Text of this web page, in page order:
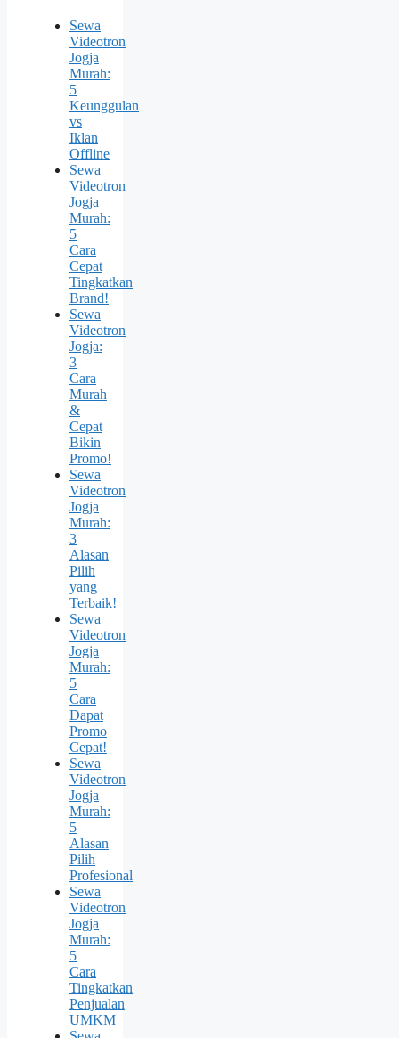
Sewa
Videotron
Jogja
Murah:
5
Keunggulan
vs
Iklan
Offline
Sewa
Videotron
Jogja
Murah:
5
Cara
Cepat
Tingkatkan
Brand!
Sewa
Videotron
Jogja:
3
Cara
Murah
&
Cepat
Bikin
Promo!
Sewa
Videotron
Jogja
Murah:
3
Alasan
Pilih
yang
Terbaik!
Sewa
Videotron
Jogja
Murah:
5
Cara
Dapat
Promo
Cepat!
Sewa
Videotron
Jogja
Murah:
5
Alasan
Pilih
Profesional
Sewa
Videotron
Jogja
Murah:
5
Cara
Tingkatkan
Penjualan
UMKM